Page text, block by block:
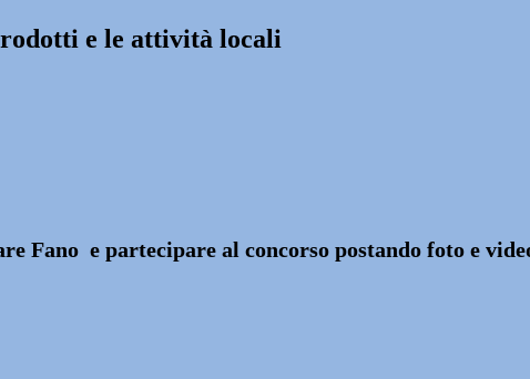
e le attività locali
Fano e partecipare al concorso postando foto e